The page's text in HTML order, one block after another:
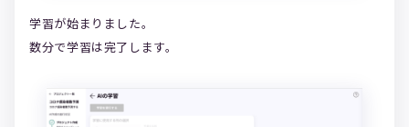
学習が始まりました。
数分で学習は完了します。